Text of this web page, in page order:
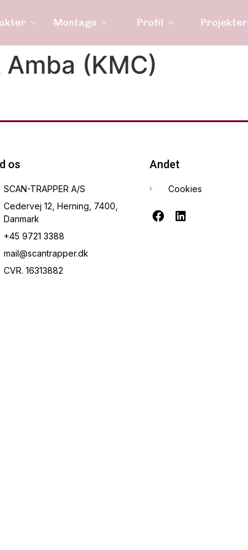
Montage Profil Projekter
(KMC)
os
SCAN-TRAPPER A/S
Cedervej 12, Herning, 7400,
Danmark
+45 9721 3388
mail@scantrapper.dk
CVR. 16313882
Andet
Cookies